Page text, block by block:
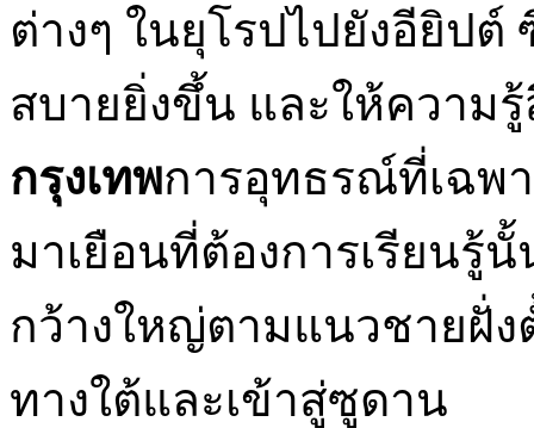
ต่างๆ ในยุโรปไปยังอียิปต์
สบายยิ่งขึ้น และให้ความ
กรุงเทพการอุทธรณ์ที่เฉพ
มาเยือนที่ต้องการเรียนรู้
กว้างใหญ่ตามแนวชายฝั่ง
ทางใต้และเข้าสู่ซูดาน